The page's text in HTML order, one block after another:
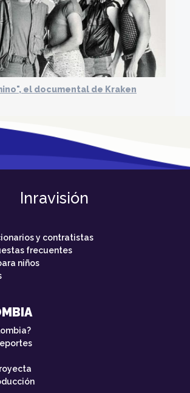
el documental de Kraken
Inravisión
y contratistas
frecuentes
niños